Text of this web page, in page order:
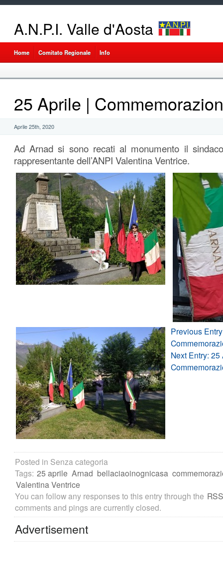
A.N.P.I. Valle d'Aosta
Home Comitato Regionale Info
25 Aprile |
Aprile 25th, 2020
Ad Arnad si sono recati al monumento il
rappresentante dell’ANPI Valentina Ventrice.
Previous
Next Entry: 25
Posted in Senza categoria
Tags: 25 aprile Arnad bellaciaoinognicasa
Valentina Ventrice
You can follow any responses to this entry through the
comments and pings are currently closed.
Advertisement